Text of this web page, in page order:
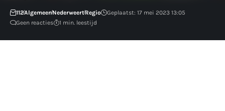
112AlgemeenNederweertRegio
Geplaatst: 17 mei 2023 13:05
Geen reacties
1 min. leestijd